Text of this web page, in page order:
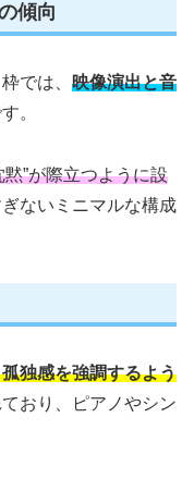
傾向
では、 映像演出と音
。
黙”が際立つように設
ないミニマルな構成
独感を強調するよう
おり、ピアノやシン